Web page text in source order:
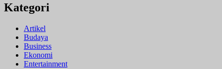
Kategori
Artikel
Budaya
Business
Ekonomi
Entertainment